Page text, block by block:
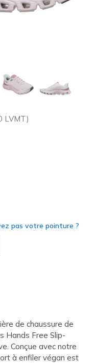
LVMT)
pas votre pointure ?
de chaussure de
Hands Free Slip-
Conçue avec notre
à enfiler végan est